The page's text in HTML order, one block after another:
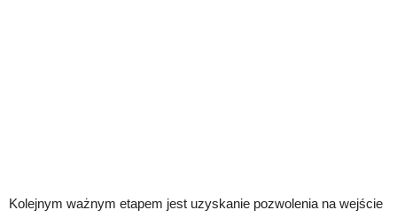
Kolejnym ważnym etapem jest uzyskanie pozwolenia na wejście